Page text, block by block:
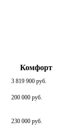
Комфорт
3 819 900 руб.
200 000 руб.
230 000 руб.